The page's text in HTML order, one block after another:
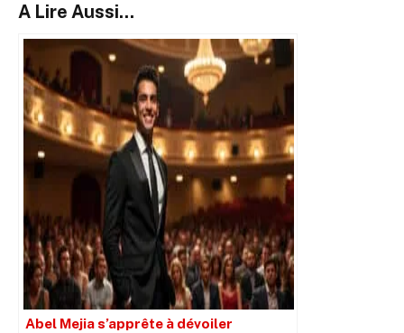
A Lire Aussi...
Abel Mejia s’apprête à dévoiler